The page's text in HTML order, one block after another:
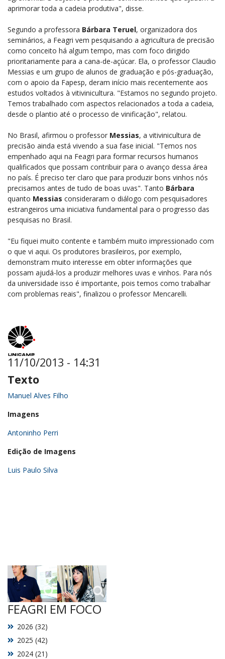
aprimorar toda a cadeia produtiva", disse.
Segundo a professora Bárbara Teruel, organizadora dos
seminários, a Feagri vem pesquisando a agricultura de precisão
como conceito há algum tempo, mas com foco dirigido
prioritariamente para a cana-de-açúcar. Ela, o professor Claudio
Messias e um grupo de alunos de graduação e pós-graduação,
com o apoio da Fapesp, deram início mais recentemente aos
estudos voltados à vitivinicultura. "Estamos no segundo projeto.
Temos trabalhado com aspectos relacionados a toda a cadeia,
desde o plantio até o processo de vinificação", relatou.
No Brasil, afirmou o professor Messias, a vitivinicultura de
precisão ainda está vivendo a sua fase inicial. "Temos nos
empenhado aqui na Feagri para formar recursos humanos
qualificados que possam contribuir para o avanço dessa área
no país. É preciso ter claro que para produzir bons vinhos nós
precisamos antes de tudo de boas uvas". Tanto Bárbara
quanto Messias consideraram o diálogo com pesquisadores
estrangeiros uma iniciativa fundamental para o progresso das
pesquisas no Brasil.
"Eu fiquei muito contente e também muito impressionado com
o que vi aqui. Os produtores brasileiros, por exemplo,
demonstram muito interesse em obter informações que
possam ajudá-los a produzir melhores uvas e vinhos. Para nós
da universidade isso é importante, pois temos como trabalhar
com problemas reais", finalizou o professor Mencarelli.
11/10/2013 - 14:31
Texto
Manuel Alves Filho
Imagens
Antoninho Perri
Edição de Imagens
Luis Paulo Silva
FEAGRI EM FOCO
2024 (21)
2025 (42)
2026 (32)